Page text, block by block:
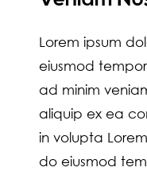
Lorem ipsum
eiusmod
ad minim
aliquip ex ea
in volupta
do eiusmod